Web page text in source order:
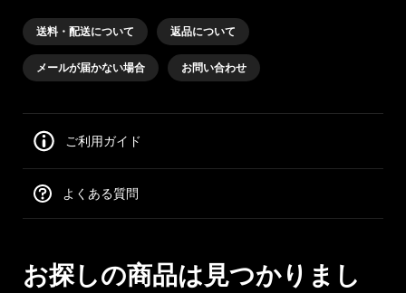
送料・配送について 返品について
メールが届かない場合 お問い合わせ
ご利用ガイド
よくある質問
お探しの商品は見つかりまし